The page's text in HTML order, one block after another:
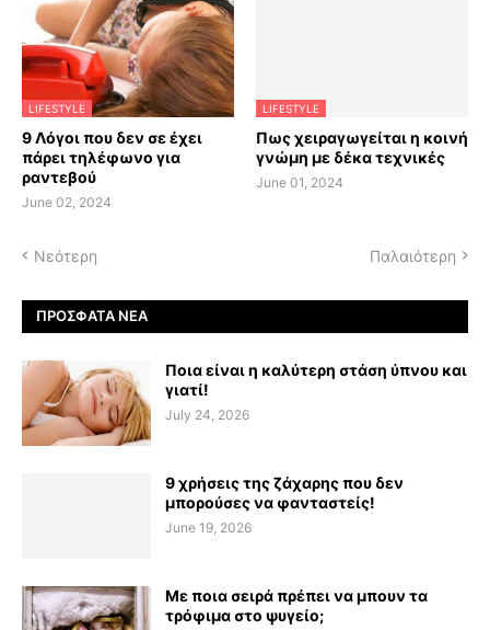
LIFESTYLE
9 Λόγοι που δεν σε έχει
πάρει τηλέφωνο για
ραντεβού
June 02, 2024
LIFESTYLE
Πως χειραγωγείται η κοινή
γνώμη με δέκα τεχνικές
June 01, 2024
Νεότερη Παλαιότερη
ΠΡΌΣΦΑΤΑ ΝΈΑ
Ποια είναι η καλύτερη στάση ύπνου και
γιατί!
July 24, 2026
9 χρήσεις της ζάχαρης που δεν
μπορούσες να φανταστείς!
June 19, 2026
Με ποια σειρά πρέπει να μπουν τα
τρόφιμα στο ψυγείο;